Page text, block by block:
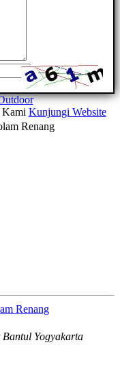
Kunjungi Website
Renang
Yogyakarta